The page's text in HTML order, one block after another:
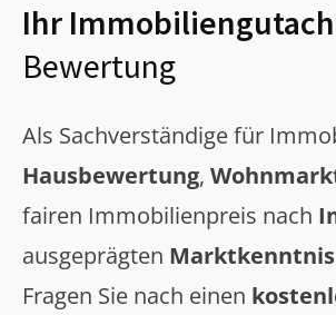
Ihr
Bewertung
Als Sachverständige für
Hausbewertung,
fairen Immobilienpreis nach
ausgeprägten Marktkenntnis
Fragen Sie nach einen